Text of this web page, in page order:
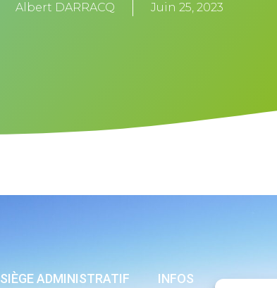
Albert DARRACQ Juin 25, 2023
SIÈGE ADMINISTRATIF INFOS